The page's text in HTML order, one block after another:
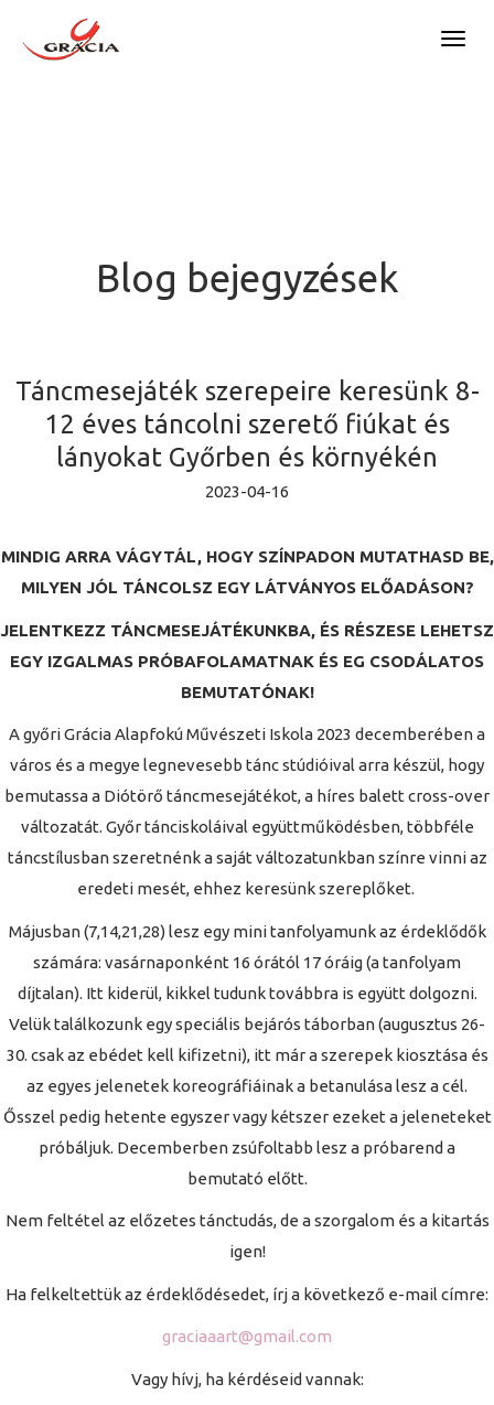
SZPONZORÁLÁS
GYAKRAN ISMÉTELT KÉRDÉSEK
SIKEREK
DIÓTÖRŐ 2023
DIÓTÖRŐ 2024
DIÓTÖRŐ 2025
KAPCSOLAT
Blog bejegyzések
Táncmesejáték szerepeire keresünk 8-
12 éves táncolni szerető fiúkat és
lányokat Győrben és környékén
2023-04-16
MINDIG ARRA VÁGYTÁL, HOGY SZÍNPADON MUTATHASD BE,
MILYEN JÓL TÁNCOLSZ EGY LÁTVÁNYOS ELŐADÁSON?
JELENTKEZZ TÁNCMESEJÁTÉKUNKBA, ÉS RÉSZESE LEHETSZ
EGY IZGALMAS PRÓBAFOLAMATNAK ÉS EG CSODÁLATOS
BEMUTATÓNAK!
A győri Grácia Alapfokú Művészeti Iskola 2023 decemberében a
város és a megye legnevesebb tánc stúdióival arra készül, hogy
bemutassa a Diótörő táncmesejátékot, a híres balett cross-over
változatát. Győr tánciskoláival együttműködésben, többféle
táncstílusban szeretnénk a saját változatunkban színre vinni az
eredeti mesét, ehhez keresünk szereplőket.
Májusban (7,14,21,28) lesz egy mini tanfolyamunk az érdeklődők
számára: vasárnaponként 16 órától 17 óráig (a tanfolyam
díjtalan). Itt kiderül, kikkel tudunk továbbra is együtt dolgozni.
Velük találkozunk egy speciális bejárós táborban (augusztus 26-
30. csak az ebédet kell kifizetni), itt már a szerepek kiosztása és
az egyes jelenetek koreográfiáinak a betanulása lesz a cél.
Ősszel pedig hetente egyszer vagy kétszer ezeket a jeleneteket
próbáljuk. Decemberben zsúfoltabb lesz a próbarend a
bemutató előtt.
Nem feltétel az előzetes tánctudás, de a szorgalom és a kitartás
igen!
Ha felkeltettük az érdeklődésedet, írj a következő e-mail címre:
graciaaart@gmail.com
Vagy hívj, ha kérdéseid vannak: